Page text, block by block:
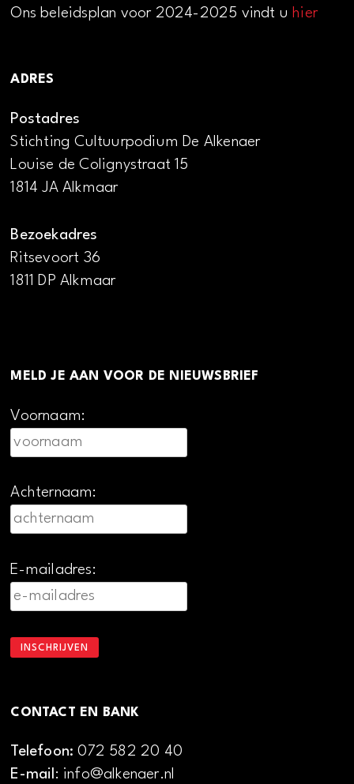
Ons beleidsplan voor 2024-2025 vindt uhier
ADRES
Postadres
Stichting Cultuurpodium De Alkenaer
Louise de Colignystraat 15
1814 JA Alkmaar
Bezoekadres
Ritsevoort 36
1811 DP Alkmaar
MELD JE AAN VOOR DE NIEUWSBRIEF
Voornaam:
Achternaam:
E-mailadres:
CONTACT EN BANK
Telefoon:072 582 20 40
E-mail: info@alkenaer.nl